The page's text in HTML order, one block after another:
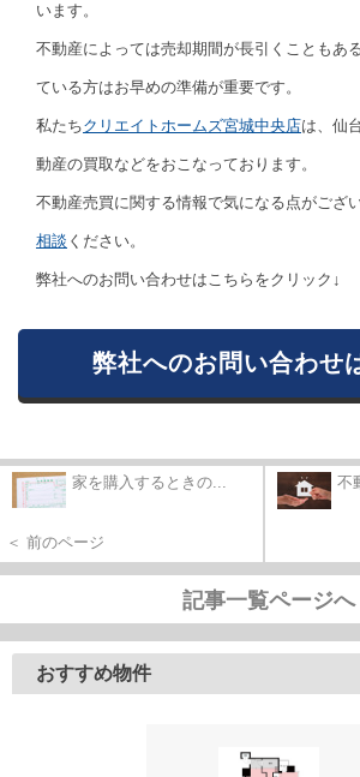
います。
不動産によっては売却期間が長引くこともあ
ている方はお早めの準備が重要です。
私たちクリエイトホームズ宮城中央店は、仙
動産の買取などをおこなっております。
不動産売買に関する情報で気になる点がござ
相談 ください。
弊社へのお問い合わせはこちらをクリック↓
弊社へのお問い合わせ
家を購入するときの...
＜ 前のページ
不
記事一覧ページへ
おすすめ物件